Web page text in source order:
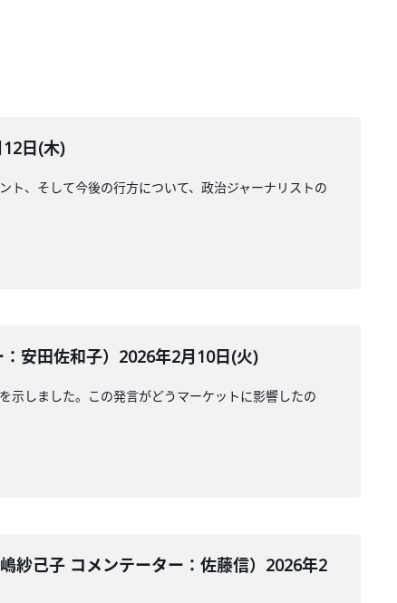
日(木)
、そして今後の行方について、政治ジャーナリストの
安田佐和子）2026年2月10日(火)
示しました。この発言がどうマーケットに影響したの
紗己子 コメンテーター：佐藤信）2026年2